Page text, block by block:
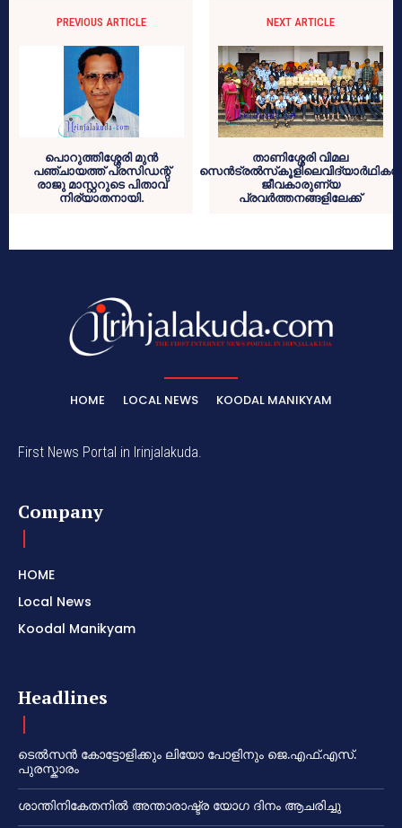
PREVIOUS ARTICLE
പൊറുത്തിശ്ശേരി മുന്‍
പഞ്ചായത്ത് പ്രസിഡന്റ്
രാജു മാസ്റ്ററുടെ പിതാവ്
നിര്യാതനായി.
NEXT ARTICLE
താണിശ്ശേരി വിമല
സെന്‍ട്രല്‍സ്‌കൂളിലെവിദ്യാര്‍ഥികള്‍
ജീവകാരുണ്യ
പ്രവര്‍ത്തനങ്ങളിലേക്ക്
HOME LOCAL NEWS KOODAL MANIKYAM
First News Portal in Irinjalakuda.
Company
HOME
Local News
Koodal Manikyam
Headlines
ടെൽസൻ കോട്ടോളിക്കും ലിയോ പോളിനും ജെ.എഫ്.എസ്.
പുരസ്കാരം
ശാന്തിനികേതനിൽ അന്താരാഷ്ട്ര യോഗ ദിനം ആചരിച്ചു